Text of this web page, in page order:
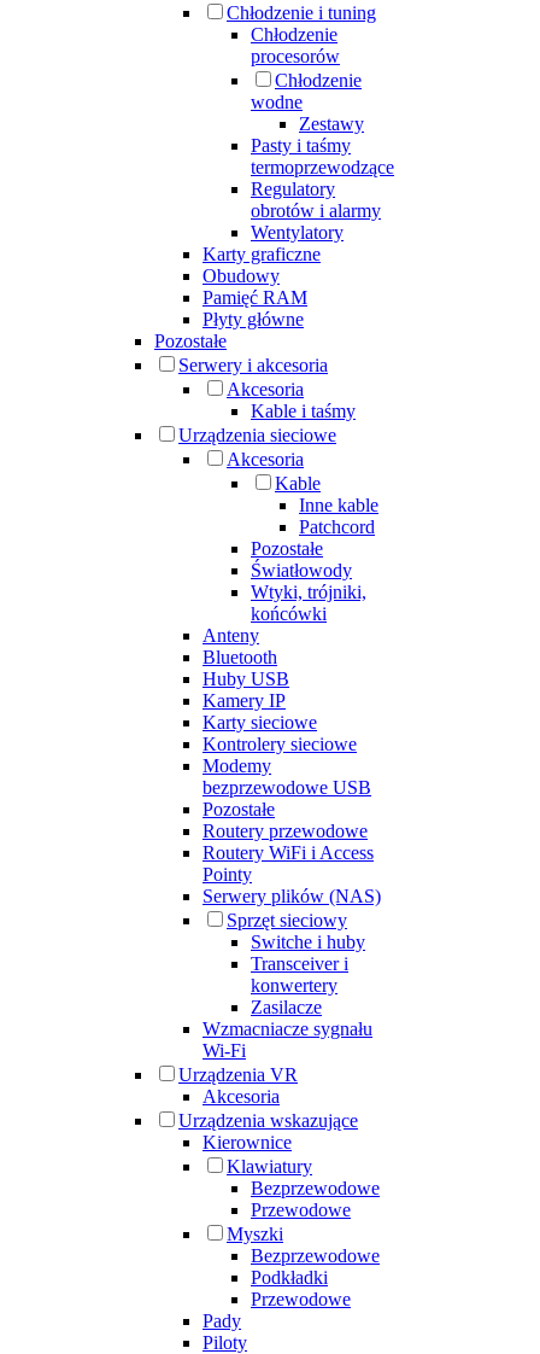
Chłodzenie i tuning
Chłodzenie
procesorów
Chłodzenie
wodne
Zestawy
Pasty i taśmy
termoprzewodzące
Regulatory
obrotów i alarmy
Wentylatory
Karty graficzne
Obudowy
Pamięć RAM
Płyty główne
Pozostałe
Serwery i akcesoria
Akcesoria
Kable i taśmy
Urządzenia sieciowe
Akcesoria
Kable
Inne kable
Patchcord
Pozostałe
Światłowody
Wtyki, trójniki,
końcówki
Anteny
Bluetooth
Huby USB
Kamery IP
Karty sieciowe
Kontrolery sieciowe
Modemy
bezprzewodowe USB
Pozostałe
Routery przewodowe
Routery WiFi i Access
Pointy
Serwery plików (NAS)
Sprzęt sieciowy
Switche i huby
Transceiver i
konwertery
Zasilacze
Wzmacniacze sygnału
Wi-Fi
Urządzenia VR
Akcesoria
Urządzenia wskazujące
Kierownice
Klawiatury
Bezprzewodowe
Przewodowe
Myszki
Bezprzewodowe
Podkładki
Przewodowe
Pady
Piloty